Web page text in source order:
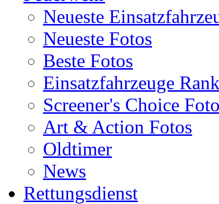
Neueste
Neueste Fotos
Beste Fotos
Einsatzfahrzeuge
Screener's Choice
Art & Action Fotos
Oldtimer
News
Rettungsdienst